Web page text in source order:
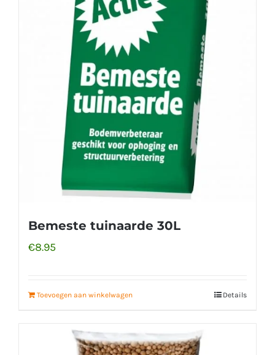
Bemeste tuinaarde 30L
€8.95
Toevoegen aan winkelwagen Details